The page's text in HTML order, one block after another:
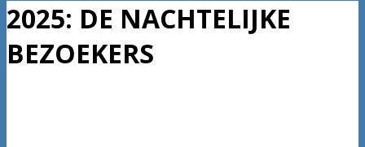
2025: DE NACHTELIJKE
BEZOEKERS